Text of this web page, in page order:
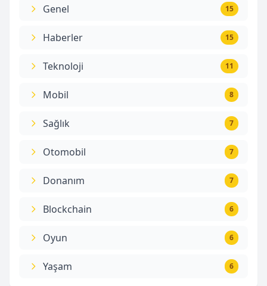
Genel 15
Haberler 15
Teknoloji 11
Mobil 8
Sağlık 7
Otomobil 7
Donanım 7
Blockchain 6
Oyun 6
Yaşam 6